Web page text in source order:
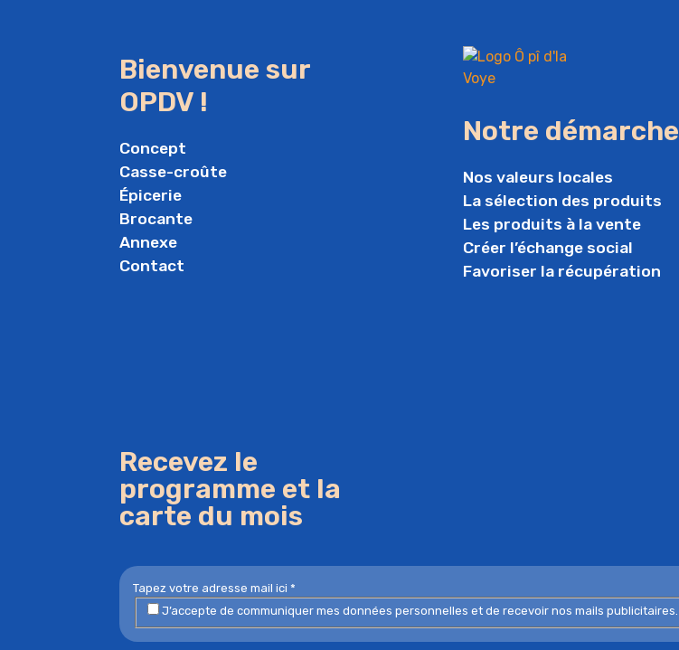
Bienvenue sur
OPDV !
Concept
Casse-croûte
Épicerie
Brocante
Annexe
Contact
Notre démarche
Nos valeurs locales
La sélection des produits
Les produits à la vente
Créer l’échange social
Favoriser la récupération
Recevez le
programme et la
carte du mois
J’accepte de communiquer mes données personnelles et de recevoir nos mails publicitaires.